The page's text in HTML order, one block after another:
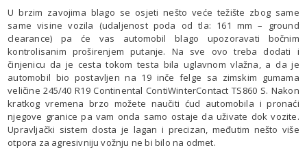
U brzim zavojima blago se osjeti nešto veće težište zbog same
same visine vozila (udaljenost poda od tla: 161 mm – ground
clearance) pa će vas automobil blago upozoravati bočnim
kontrolisanim proširenjem putanje. Na sve ovo treba dodati i
činjenicu da je cesta tokom testa bila uglavnom vlažna, a da je
automobil bio postavljen na 19 inče felge sa zimskim gumama
veličine 245/40 R19 Continental ContiWinterContact TS860 S. Nakon
kratkog vremena brzo možete naučiti ćud automobila i pronaći
njegove granice pa vam onda samo ostaje da uživate dok vozite.
Upravljački sistem dosta je lagan i precizan, međutim nešto više
otpora za agresivniju vožnju ne bi bilo na odmet.